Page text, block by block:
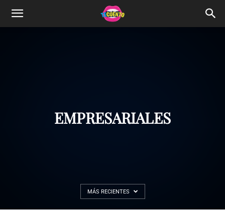
EMPRESARIALES
MÁS RECIENTES